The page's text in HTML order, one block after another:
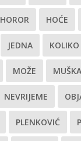
HOROR HOĆE
JEDNA KOLIKO
MOŽE
NEVRIJEME
PLENKOVIĆ